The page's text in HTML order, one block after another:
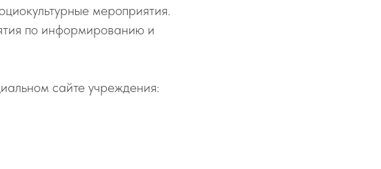
мероприятия.
по информированию и
сайте учреждения: